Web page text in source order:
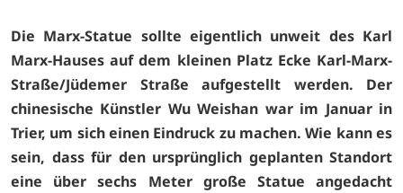
Die Marx-Statue sollte eigentlich unweit des Karl
Marx-Hauses auf dem kleinen Platz Ecke Karl-Marx-
Straße/Jüdemer Straße aufgestellt werden. Der
chinesische Künstler Wu Weishan war im Januar in
Trier, um sich einen Eindruck zu machen. Wie kann es
sein, dass für den ursprünglich geplanten Standort
eine über sechs Meter große Statue angedacht